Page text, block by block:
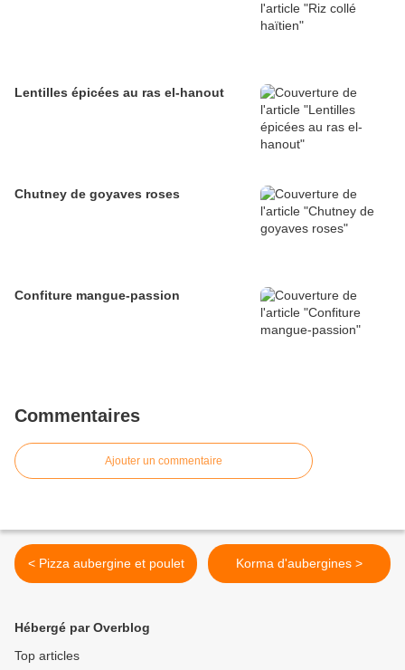
Lentilles épicées au ras el-hanout
Chutney de goyaves roses
Confiture mangue-passion
Commentaires
Ajouter un commentaire
< Pizza aubergine et poulet Korma d'aubergines >
Hébergé par Overblog
Top articles